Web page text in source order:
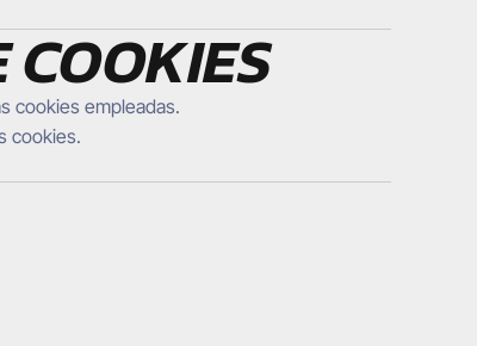
cookies empleadas.
cookies.